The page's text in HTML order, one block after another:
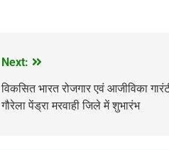
Next:
विकसित भारत रोजगार एवं आजीविका
गौरेला पेंड्रा मरवाही जिले में शुभारंभ